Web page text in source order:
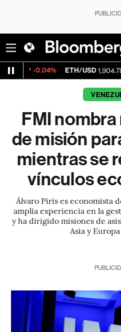
ETH/USD 1,904.785 -
FMI
de misión
mientras se
vínculos
Álvaro Piris es economista
amplia experiencia en la
y ha dirigido misiones de
Asia y